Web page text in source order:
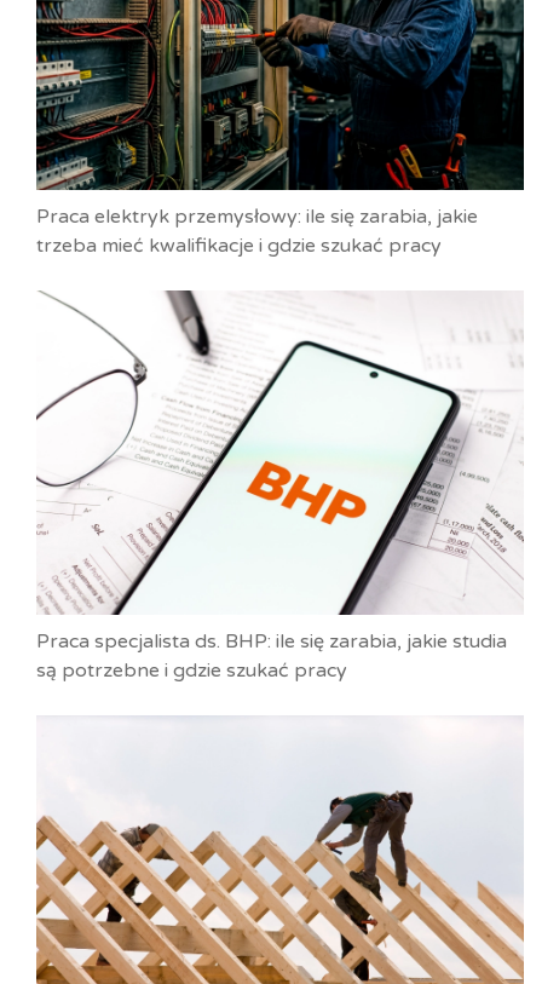
Praca elektryk przemysłowy: ile się zarabia, jakie
trzeba mieć kwalifikacje i gdzie szukać pracy
Praca specjalista ds. BHP: ile się zarabia, jakie studia
są potrzebne i gdzie szukać pracy